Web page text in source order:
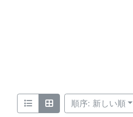
順序: 新しい順